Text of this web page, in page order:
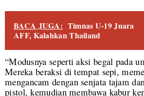
BACA JUGA: Timnas U-19 Juara
AFF, Kalahkan Thailand
“Modusnya seperti aksi begal pada
Mereka beraksi di tempat sepi,
mengancam dengan senjata tajam
pistol, kemudian membawa kabur